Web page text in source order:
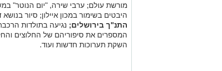
מורשת עולם; ערבי שירה, "יום הנוטר"
היבטים בשימור במכון איילון; סיור בנושא
התנ"ך בירושלים; נגיעה בתולדות
המספרים את סיפוריהם של החלוצים
השקת תערוכות חדשות ועוד.